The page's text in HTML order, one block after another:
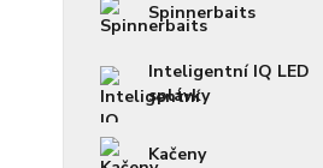
Spinnerbaits
Inteligentní IQ LED
splávky
Kačeny